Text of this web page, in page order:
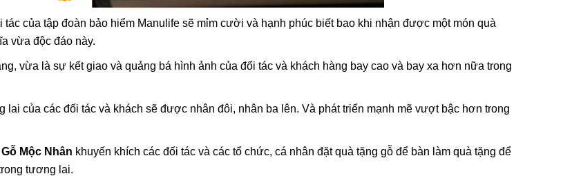
tác của tập đoàn bảo hiểm Manulife sẽ mỉm cười và hạnh phúc biết bao khi nhận được một món quà
vừa độc đáo này.
vừa là sự kết giao và quảng bá hình ảnh của đối tác và khách hàng bay cao và bay xa hơn nữa trong
lai của các đối tác và khách sẽ được nhân đôi, nhân ba lên. Và phát triển mạnh mẽ vượt bậc hơn trong
Mộc Nhân khuyến khích các đối tác và các tổ chức, cá nhân đặt quà tặng gỗ để bàn làm quà tặng để
tương lai.